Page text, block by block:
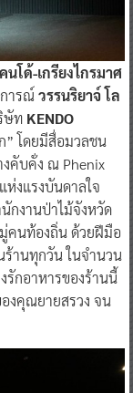
คนโด้​-เกรียงไกรมาศ​
ารณ์วรรนริยาจ์ โล
ษัท​ KENDO
​” โดยมีสื่อมวลชน
คับคั่ง ณ​ Phenix​
ห่งแรงบันดาลใจ
กงานป่าไม้จังหวัด
คนท้องถิ่น ด้วยฝีมือ
านทุกวัน ในจำนวน
รักอาหารของร้านนี้
งคุณยายสรวง จน